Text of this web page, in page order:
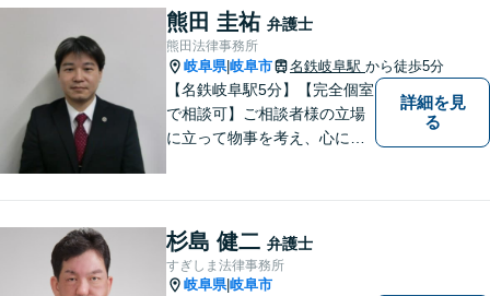
熊田 圭祐 弁護士
熊田法律事務所
岐阜県|岐阜市 名鉄岐阜駅 から徒歩5分
【名鉄岐阜駅5分】【完全個室
で相談可】ご相談者様の立場
に立って物事を考え、心に寄
決への第一歩です。小さな問
題から大きな問題まで、お気
軽にご相談ください。
詳細を見
る
杉島 健二 弁護士
すぎしま法律事務所
岐阜県|岐阜市